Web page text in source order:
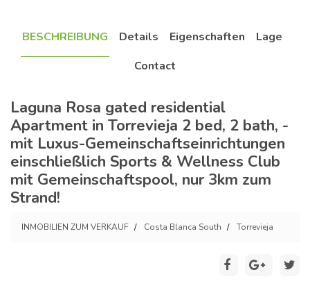
BESCHREIBUNG Details Eigenschaften
Lage
Contact
Laguna Rosa gated residential
Apartment in Torrevieja 2 bed, 2 bath, -
mit Luxus-Gemeinschaftseinrichtungen
einschließlich Sports & Wellness Club
mit Gemeinschaftspool, nur 3km zum
Strand!
INMOBILIEN ZUM VERKAUF Costa Blanca South Torrevieja